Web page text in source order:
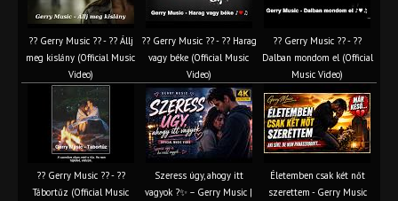
?? Gerry Music ?? - ?? Állj
meg kislány (Official Music
Video)
?? Gerry Music ?? - ?? Harag
vagy béke (Official Music
Video)
?? Gerry Music ?? - ??
Dalban mondom el (Official
Music Video)
?? Gerry Music ?? - ??
Tábortűz (Official Music
Szeress úgy, ahogy itt
vagyok ?✨ – Gerry Music |
Életemben csak két nőt
szerettem - Gerry Music